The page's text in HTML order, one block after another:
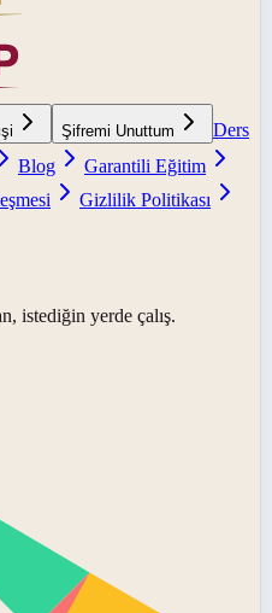
Şifremi Unuttum
Ders
Blog
Garantili Eğitim
Gizlilik Politikası
istediğin yerde çalış.